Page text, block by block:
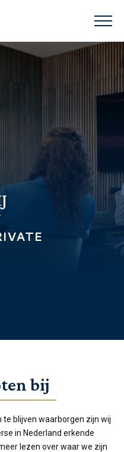
bij
blijven waarborgen zijn wij
in Nederland erkende
lezen over waar we zijn